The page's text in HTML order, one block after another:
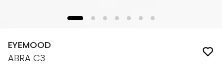
EYEMOOD
ABRA C3